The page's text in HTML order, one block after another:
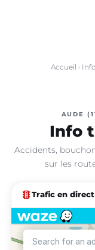
Accueil ›
AUDE
Info
Accidents,
sur les
traffic Trafic en